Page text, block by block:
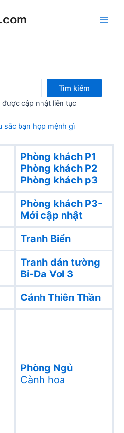
Tìm kiếm
cập nhật liên tục
sắc bạn hợp mệnh gì
Phòng khách P1
Phòng khách P2
Phòng khách p3
Phòng khách P3-
Mới cập nhật
Tranh Biển
Tranh dán tường
Bi-Da Vol 3
Cánh Thiên Thần
Phòng Ngủ
Cành hoa